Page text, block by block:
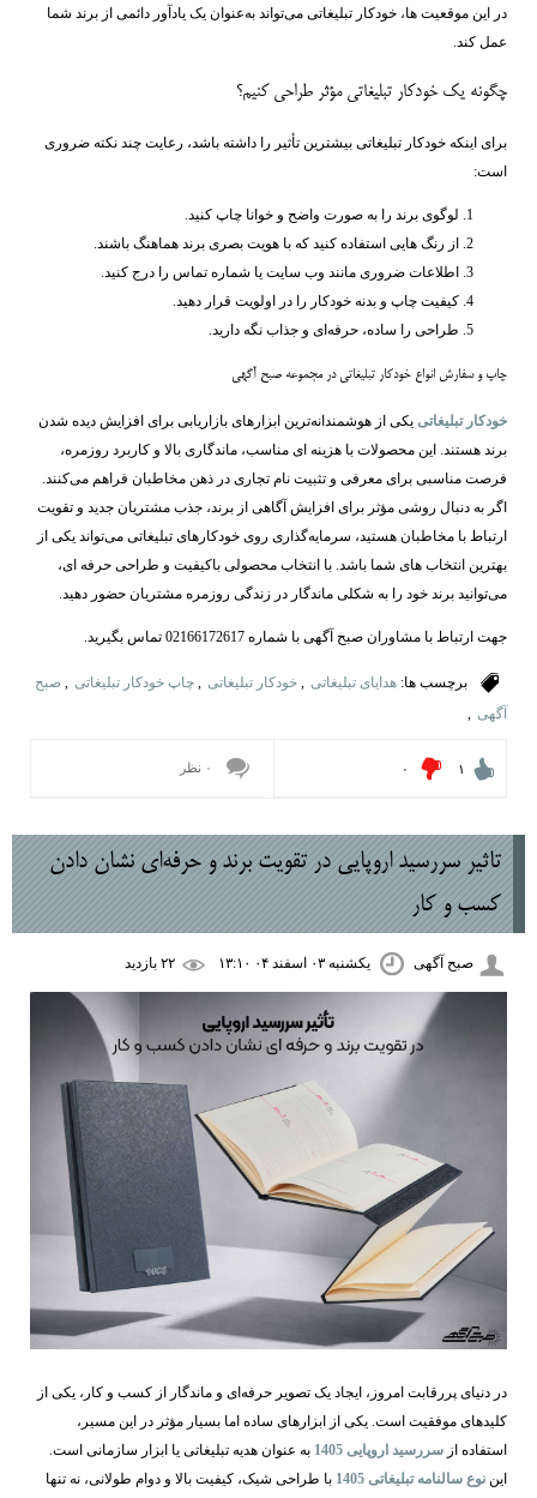
در این موقعیت ‌ها، خودکار تبلیغاتی می‌تواند به‌عنوان یک یادآور دائمی از برند شما
عمل کند.
چگونه یک خودکار تبلیغاتی مؤثر طراحی کنیم؟
برای اینکه خودکار تبلیغاتی بیشترین تأثیر را داشته باشد، رعایت چند نکته ضروری
است:
لوگوی برند را به ‌صورت واضح و خوانا چاپ کنید.
از رنگ ‌هایی استفاده کنید که با هویت بصری برند هماهنگ باشند.
اطلاعات ضروری مانند وب ‌سایت یا شماره تماس را درج کنید.
کیفیت چاپ و بدنه خودکار را در اولویت قرار دهید.
طراحی را ساده، حرفه‌ای و جذاب نگه دارید.
چاپ و سفارش انواع خودکار تبلیغاتی در مجموعه صبح آگهی
خودکار تبلیغاتی یکی از هوشمندانه‌ترین ابزارهای بازاریابی برای افزایش دیده ‌شدن
برند هستند. این محصولات با هزینه ‌ای مناسب، ماندگاری بالا و کاربرد روزمره،
فرصت مناسبی برای معرفی و تثبیت نام تجاری در ذهن مخاطبان فراهم می‌کنند.
اگر به دنبال روشی مؤثر برای افزایش آگاهی از برند، جذب مشتریان جدید و تقویت
ارتباط با مخاطبان هستید، سرمایه‌گذاری روی خودکارهای تبلیغاتی می‌تواند یکی از
بهترین انتخاب ‌های شما باشد. با انتخاب محصولی باکیفیت و طراحی حرفه ‌ای،
می‌توانید برند خود را به شکلی ماندگار در زندگی روزمره مشتریان حضور دهید.
جهت ارتباط با مشاوران صبح آگهی با شماره 02166172617 تماس بگیرید.
برچسب ها: هدایای تبلیغاتی , خودکار تبلیغاتی , چاپ خودکار تبلیغاتی , صبح
آگهی ,
۱ ۰ ۰ نظر
تاثیر سررسید اروپایی در تقویت برند و حرفه‌ای نشان دادن
کسب ‌و کار
صبح آگهی یکشنبه ۰۳ اسفند ۰۴ ۱۳:۱۰
در دنیای پررقابت امروز، ایجاد یک تصویر حرفه‌ای و ماندگار از کسب ‌و کار، یکی از
کلیدهای موفقیت است. یکی از ابزارهای ساده اما بسیار مؤثر در این مسیر،
استفاده از سررسید اروپایی 1405
به عنوان هدیه تبلیغاتی یا ابزار سازمانی است.
این نوع سالنامه تبلیغاتی 1405
با طراحی شیک، کیفیت بالا و دوام طولانی، نه تنها